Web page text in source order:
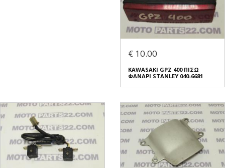
€ 10.00
KAWASAKI GPZ 400 ΠΙΣΩ
ΦΑΝΑΡΙ STANLEY 040-6681